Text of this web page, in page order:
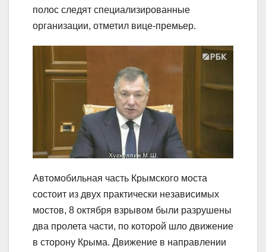
полос следят специализированные
организации, отметил вице-премьер.
Автомобильная часть Крымского моста
состоит из двух практически независимых
мостов, 8 октября взрывом были разрушены
два пролета части, по которой шло движение
в сторону Крыма. Движение в направлении